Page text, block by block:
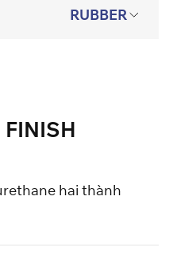
RUBBER
hai thành